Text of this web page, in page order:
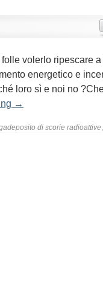
volerlo ripescare a
energetico e
loro sì e noi no
→
di scorie radioattive,